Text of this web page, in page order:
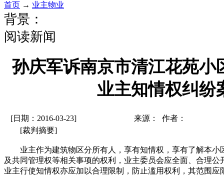
首页 → 业主物业
背景：
阅读新闻
孙庆军诉南京市清江花苑小
业主知情权纠纷
[日期：2016-03-23]
来源： 作者：
[裁判摘要]
业主作为建筑物区分所有人，享有知情权，享有了解本小
及共同管理权等相关事项的权利，业主委员会应全面、合理
业主行使知情权亦应加以合理限制，防止滥用权利，其范围应